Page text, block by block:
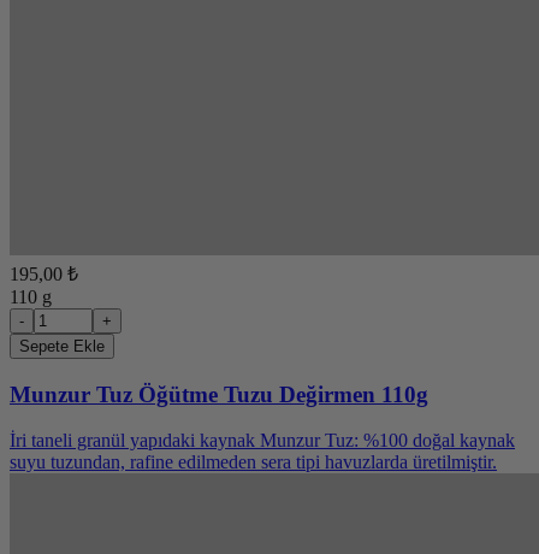
195,00 ₺
110 g
-
+
Sepete Ekle
Munzur Tuz Öğütme Tuzu Değirmen 110g
İri taneli granül yapıdaki kaynak Munzur Tuz: %100 doğal kaynak
suyu tuzundan, rafine edilmeden sera tipi havuzlarda üretilmiştir.